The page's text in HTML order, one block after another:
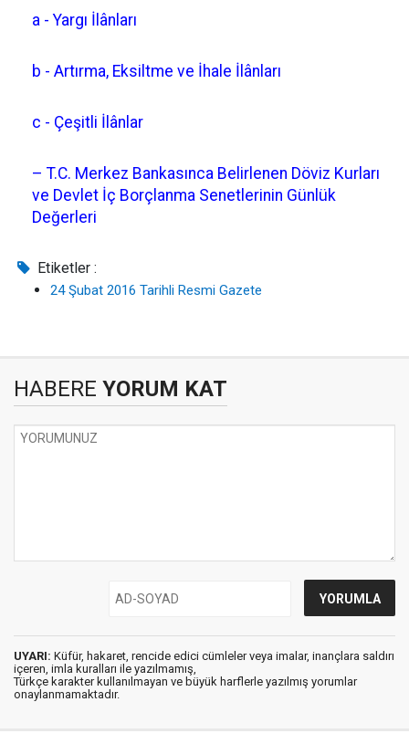
a - Yargı İlânları
b - Artırma, Eksiltme ve İhale İlânları
c - Çeşitli İlânlar
– T.C. Merkez Bankasınca Belirlenen Döviz Kurları
ve Devlet İç Borçlanma Senetlerinin Günlük
Değerleri
Etiketler :
24 Şubat 2016 Tarihli Resmi Gazete
HABERE YORUM KAT
UYARI: Küfür, hakaret, rencide edici cümleler veya imalar, inançlara saldırı
içeren, imla kuralları ile yazılmamış,
Türkçe karakter kullanılmayan ve büyük harflerle yazılmış yorumlar
onaylanmamaktadır.